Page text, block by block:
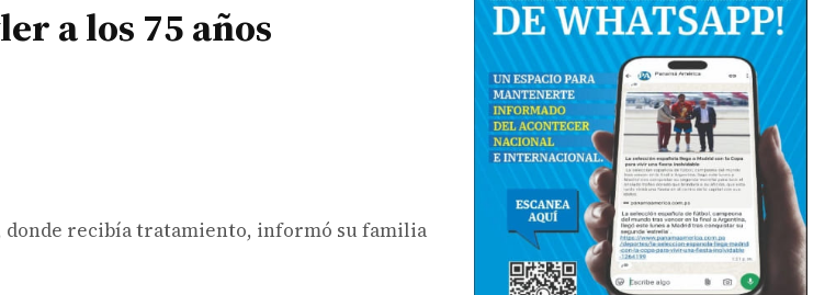
a los 75 años
donde recibía tratamiento, informó su familia